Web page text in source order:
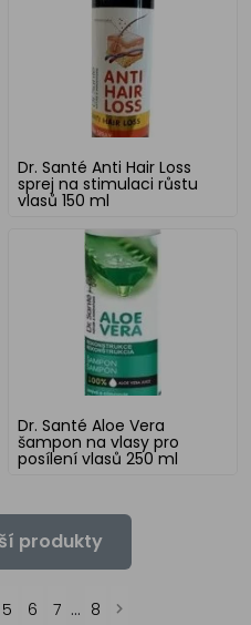
Dr. Santé Anti Hair Loss
sprej na stimulaci růstu
vlasů 150 ml
Dr. Santé Aloe Vera
šampon na vlasy pro
posílení vlasů 250 ml
produkty
5 6 7 ... 8